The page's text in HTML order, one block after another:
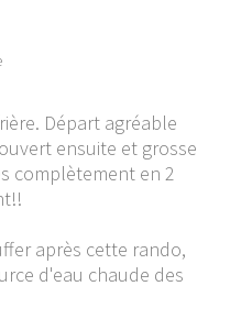
Départ agréable
ensuite et grosse
complètement en 2
après cette rando,
d'eau chaude des